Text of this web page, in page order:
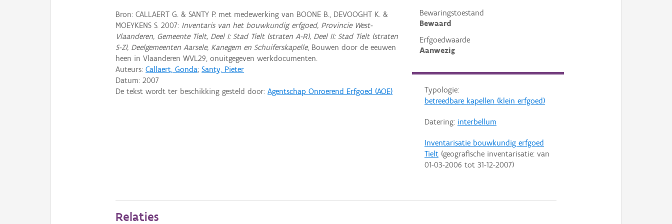
Bewaringstoestand
Bewaard
Erfgoedwaarde
Aanwezig
Typologie:
betreedbare kapellen (klein erfgoed)
Datering: interbellum
Inventarisatie bouwkundig erfgoed
Tielt(geografische inventarisatie: van
01-03-2006 tot 31-12-2007)
Bron: CALLAERT G. & SANTY P. met medewerking van BOONE B., DEVOOGHT K. &
MOEYKENS S. 2007: Inventaris van het bouwkundig erfgoed, Provincie West-
Vlaanderen, Gemeente Tielt, Deel I: Stad Tielt (straten A-R), Deel II: Stad Tielt (straten
S-Z), Deelgemeenten Aarsele, Kanegem en Schuiferskapelle, Bouwen door de eeuwen
heen in Vlaanderen WVL29, onuitgegeven werkdocumenten.
Auteurs:Callaert, Gonda;Santy, Pieter
Datum:2007
De tekst wordt ter beschikking gesteld door:Agentschap Onroerend Erfgoed (AOE)
Relaties